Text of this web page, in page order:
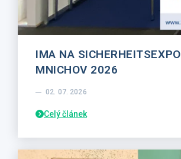
IMA NA SICHERHEITSEXPO
MNICHOV 2026
02. 07. 2026
Celý článek